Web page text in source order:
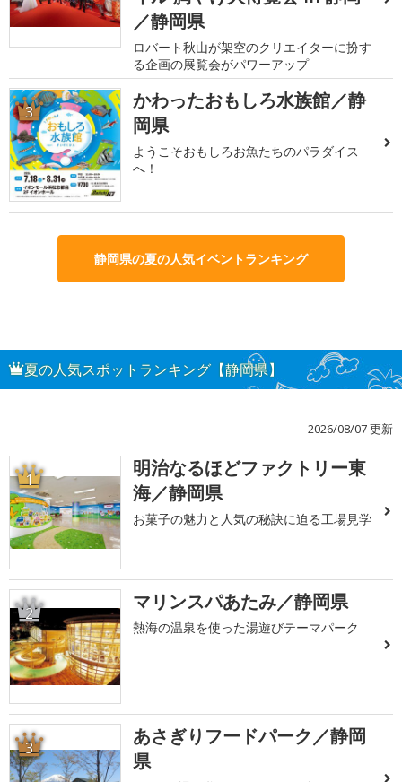
／静岡県
ロバート秋山が架空のクリエイターに扮す
る企画の展覧会がパワーアップ
3
かわったおもしろ水族館／静
岡県
ようこそおもしろお魚たちのパラダイス
へ！
静岡県の夏の人気イベントランキング
夏の人気スポットランキング【静岡県】
2026/08/07 更新
1
明治なるほどファクトリー東
海／静岡県
お菓子の魅力と人気の秘訣に迫る工場見学
2 マリンスパあたみ／静岡県
熱海の温泉を使った湯遊びテーマパーク
3
あさぎりフードパーク／静岡
県